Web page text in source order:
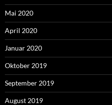
Mai 2020
April 2020
Januar 2020
Oktober 2019
September 2019
August 2019